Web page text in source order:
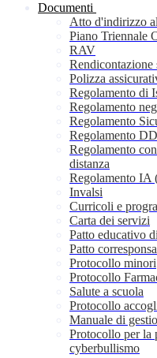
Documenti
Atto d'indirizzo
Piano Triennale
RAV
Rendicontazione
Polizza
Regolamento di
Regolamento
Regolamento
Regolamento
Regolamento
distanza
Regolamento IA
Invalsi
Curricoli e
Carta dei servizi
Patto educativo
Patto
Protocollo minori
Protocollo
Salute a scuola
Protocollo
Manuale di
Protocollo per la
cyberbullismo